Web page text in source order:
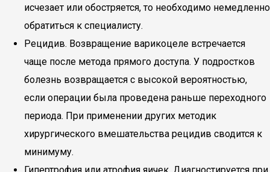
исчезает или обостряется, то необходимо немедленно
обратиться к специалисту.
Рецидив. Возвращение варикоцеле встречается
чаще после метода прямого доступа. У подростков
болезнь возвращается с высокой вероятностью,
если операции была проведена раньше переходного
периода. При применении других методик
хирургического вмешательства рецидив сводится к
минимуму.